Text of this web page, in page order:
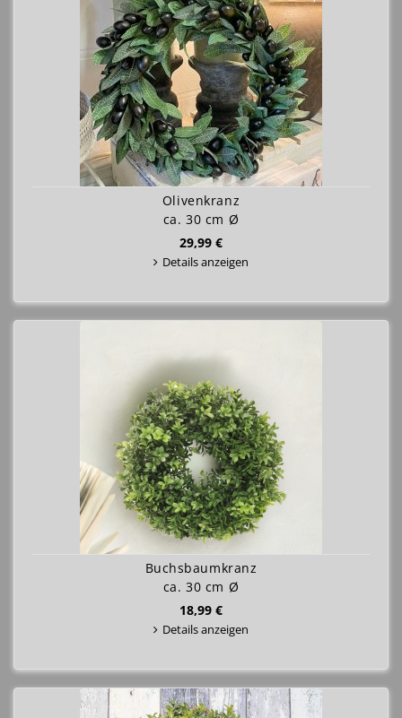
Olivenkranz
ca. 30 cm Ø
29,99 €
Details anzeigen
Buchsbaumkranz
ca. 30 cm Ø
18,99 €
Details anzeigen